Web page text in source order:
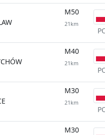
M50
21km
M40
21km
M30
21km
M30